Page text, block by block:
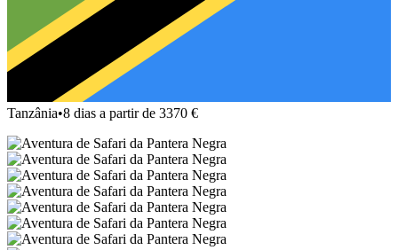
Tanzânia•8 dias a partir de 3370 €